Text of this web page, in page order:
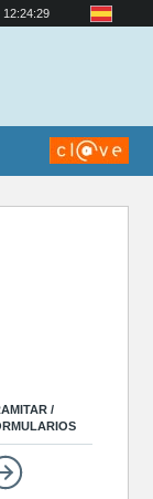
12:24:29
/